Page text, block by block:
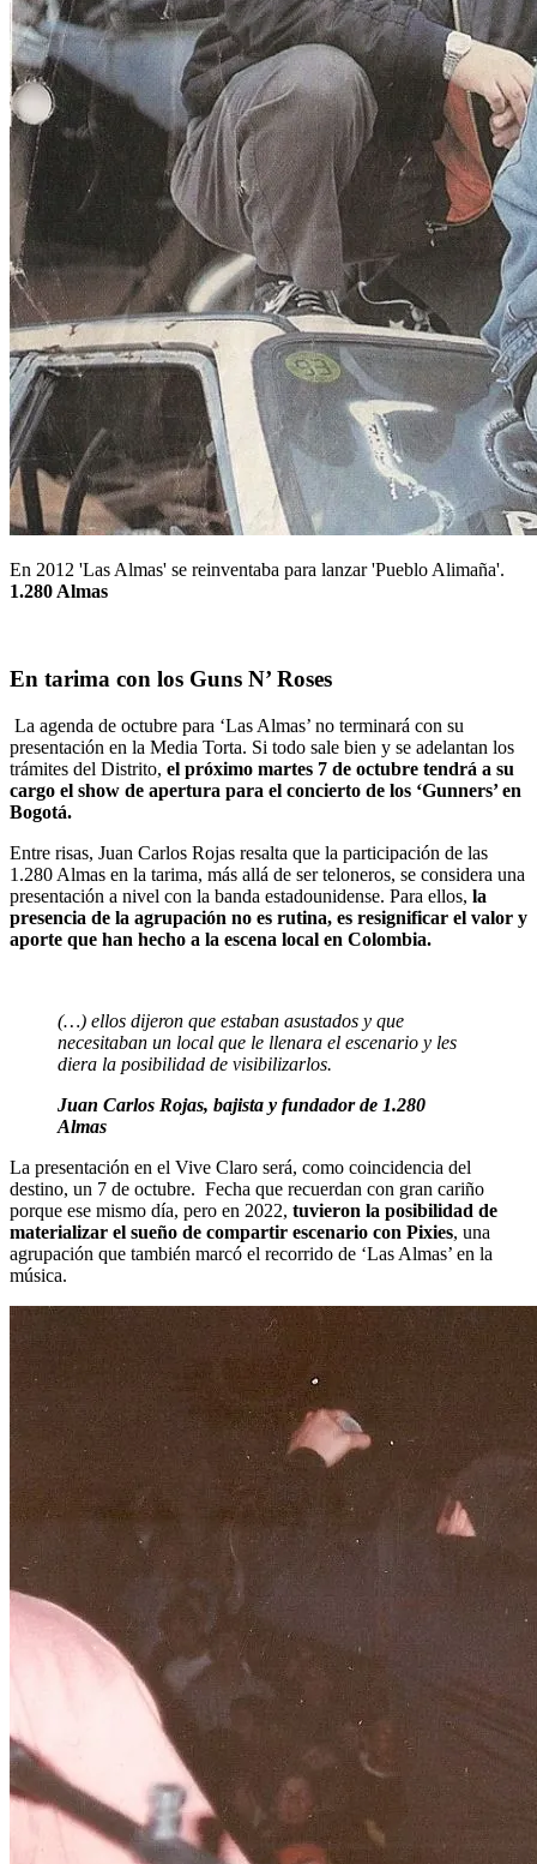
En 2012 'Las Almas' se reinventaba para lanzar 'Pueblo Alimaña'.
1.280 Almas
En tarima con los Guns N’ Roses
La agenda de octubre para ‘Las Almas’ no terminará con su
presentación en la Media Torta. Si todo sale bien y se adelantan los
trámites del Distrito, el próximo martes 7 de octubre tendrá a su
cargo el show de apertura para el concierto de los ‘Gunners’ en
Bogotá.
Entre risas, Juan Carlos Rojas resalta que la participación de las
1.280 Almas en la tarima, más allá de ser teloneros, se considera una
presentación a nivel con la banda estadounidense. Para ellos, la
presencia de la agrupación no es rutina, es resignificar el valor y
aporte que han hecho a la escena local en Colombia.
(…) ellos dijeron que estaban asustados y que
necesitaban un local que le llenara el escenario y les
diera la posibilidad de visibilizarlos.
Juan Carlos Rojas, bajista y fundador de 1.280
Almas
La presentación en el Vive Claro será, como coincidencia del
destino, un 7 de octubre. Fecha que recuerdan con gran cariño
porque ese mismo día, pero en 2022, tuvieron la posibilidad de
materializar el sueño de compartir escenario con Pixies, una
agrupación que también marcó el recorrido de ‘Las Almas’ en la
música.